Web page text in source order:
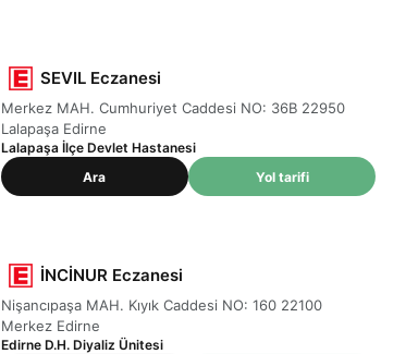
SEVIL Eczanesi
Merkez MAH. Cumhuriyet Caddesi NO: 36B 22950
Lalapaşa Edirne
Lalapaşa İlçe Devlet Hastanesi
Ara
Yol tarifi
İNCİNUR Eczanesi
Nişancıpaşa MAH. Kıyık Caddesi NO: 160 22100
Merkez Edirne
Edirne D.H. Diyaliz Ünitesi